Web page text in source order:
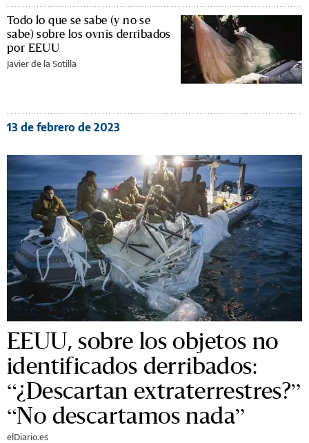
Todo lo que se sabe (y no se
sabe) sobre los ovnis derribados
por EEUU
Javier de la Sotilla
13 de febrero de 2023
EEUU, sobre los objetos no
identificados derribados:
“¿Descartan extraterrestres?”
“No descartamos nada”
elDiario.es